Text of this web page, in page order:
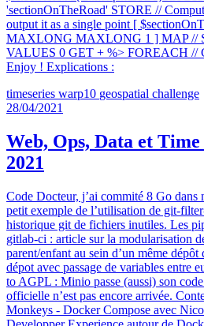
'sectionOnTheRoad' STORE //
output it as a single point [
MAXLONG MAXLONG 1 ] MAP //
VALUES 0 GET + %> FOREACH //
Enjoy ! Explications :
timeseries warp10 geospatial challenge
28/04/2021
Web, Ops, Data et
2021
Code Docteur, j’ai commité 8 Go dans
petit exemple de l’utilisation de git-
historique git de fichiers inutiles. Les
gitlab-ci : article sur la modularisation
parent/enfant au sein d’un même
dépot avec passage de variables entre
to AGPL : Minio passe (aussi) son
officielle n’est pas encore arrivée.
Monkeys - Docker Compose avec